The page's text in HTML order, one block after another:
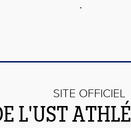
SITE OFFICIEL
L'UST